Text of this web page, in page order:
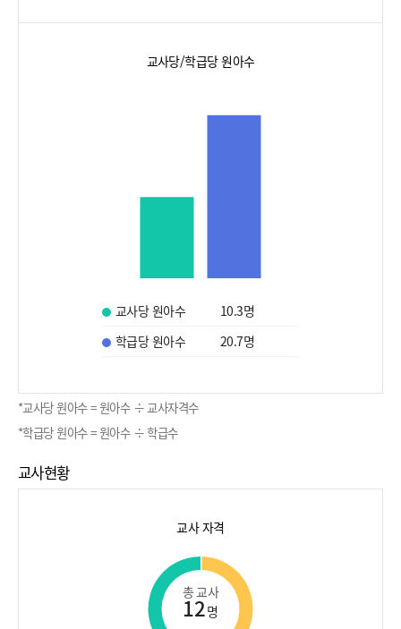
교사당/학급당 원아수
교사당 원아수 10.3명
학급당 원아수
20.7명
*교사당 원아수 = 원아수 ÷ 교사자격수
*학급당 원아수 = 원아수 ÷ 학급수
교사현황
교사 자격
총 교사
12명